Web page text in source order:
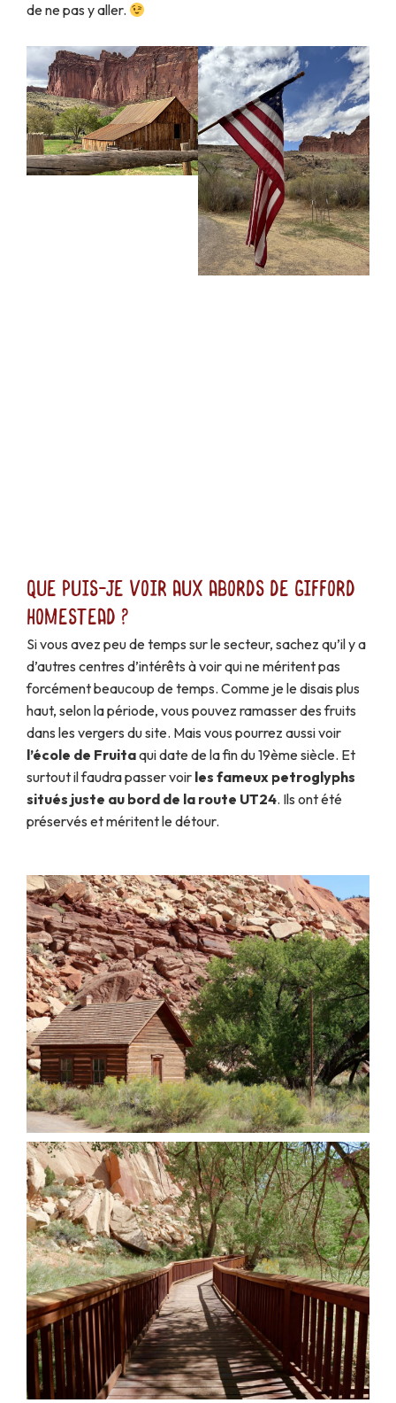
de ne pas y aller.
Que puis-je voir aux abords de Gifford
Homestead ?
Si vous avez peu de temps sur le secteur, sachez qu’il y a
d’autres centres d’intérêts à voir qui ne méritent pas
forcément beaucoup de temps. Comme je le disais plus
haut, selon la période, vous pouvez ramasser des fruits
dans les vergers du site. Mais vous pourrez aussi voir
l’école de Fruitaqui date de la fin du 19ème siècle. Et
surtout il faudra passer voir les fameux petroglyphs
situés juste au bord de la route UT24. Ils ont été
préservés et méritent le détour.